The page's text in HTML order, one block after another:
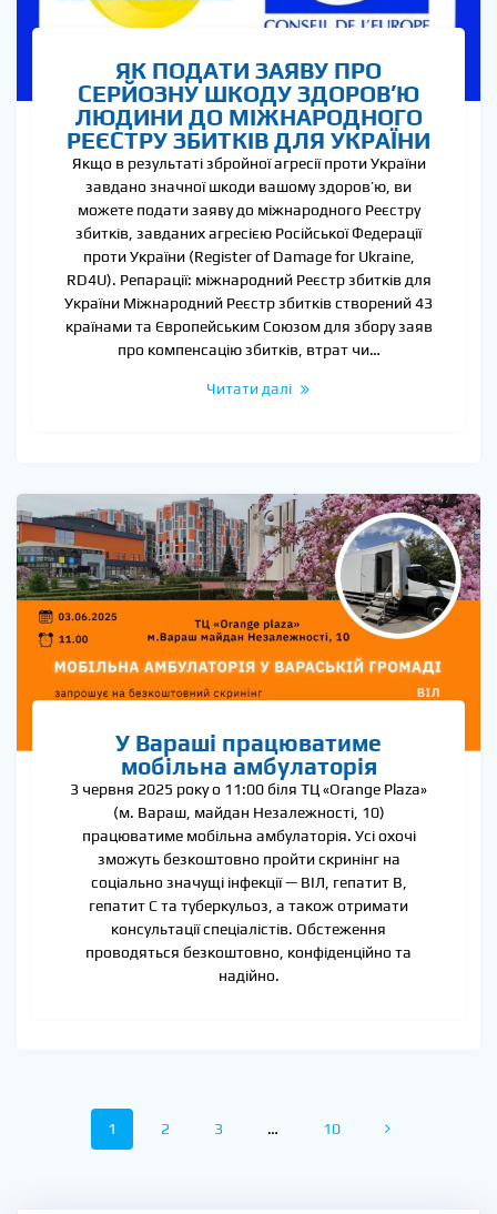
ЯК ПОДАТИ ЗАЯВУ ПРО
СЕРЙОЗНУ ШКОДУ ЗДОРОВ’Ю
ЛЮДИНИ ДО МІЖНАРОДНОГО
РЕЄСТРУ ЗБИТКІВ ДЛЯ УКРАЇНИ
Якщо в результаті збройної агресії проти України
завдано значної шкоди вашому здоров’ю, ви
можете подати заяву до міжнародного Реєстру
збитків, завданих агресією Російської Федерації
проти України (Register of Damage for Ukraine,
RD4U). Репарації: міжнародний Реєстр збитків для
України Міжнародний Реєстр збитків створений 43
країнами та Європейським Союзом для збору заяв
про компенсацію збитків, втрат чи…
Читати далі
У Вараші працюватиме
мобільна амбулаторія
3 червня 2025 року о 11:00 біля ТЦ «Orange Plaza»
(м. Вараш, майдан Незалежності, 10)
працюватиме мобільна амбулаторія. Усі охочі
зможуть безкоштовно пройти скринінг на
соціально значущі інфекції — ВІЛ, гепатит B,
гепатит C та туберкульоз, а також отримати
консультації спеціалістів. Обстеження
проводяться безкоштовно, конфіденційно та
надійно.
Posts
navigation
Page
1 Page
2 Page
3 … Page
10